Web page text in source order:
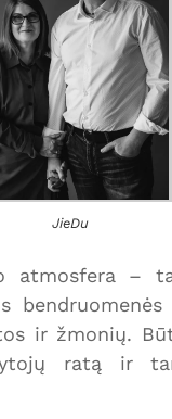
JieDu
atmosfera –
ir žmonių.
ratą ir